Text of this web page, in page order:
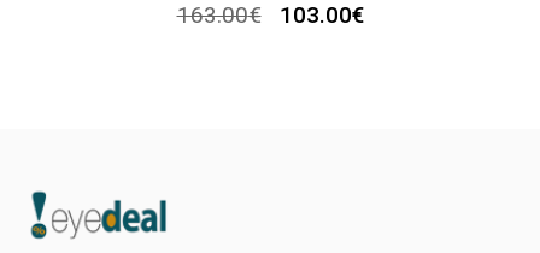
163.00€ 103.00€